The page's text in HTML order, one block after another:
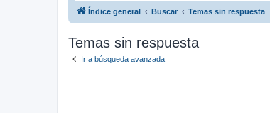
Índice general Buscar Temas sin respuesta
Temas sin respuesta
Ir a búsqueda avanzada